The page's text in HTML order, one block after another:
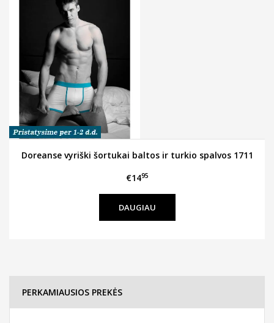
Doreanse vyriški šortukai baltos ir turkio spalvos 1711
€1495
DAUGIAU
PERKAMIAUSIOS PREKĖS